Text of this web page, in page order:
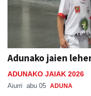
Adunako jaien
ADUNAKO JAIAK 2026
Aiurri abu 05 ADUNA